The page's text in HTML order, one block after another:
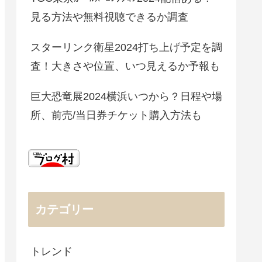
見る方法や無料視聴できるか調査
スターリンク衛星2024打ち上げ予定を調
査！大きさや位置、いつ見えるか予報も
巨大恐竜展2024横浜いつから？日程や場
所、前売/当日券チケット購入方法も
カテゴリー
トレンド